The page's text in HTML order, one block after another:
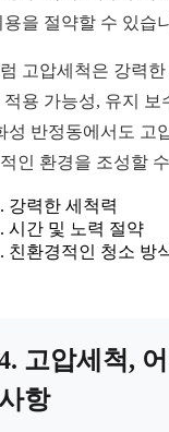
용을 절약할 수 있습
고압세척은 강력
적용 가능성, 유지
성 반정동에서도 고
인 환경을 조성할
강력한 세척력
시간 및 노력 절약
친환경적인 청소 방
고압세척,
항